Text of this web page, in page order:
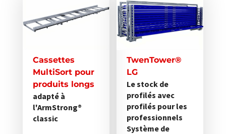
Cassettes
MultiSort pour
produits longs
adapté à
l'ArmStrong®
classic
plusieurs
Les
options
peuvent
être
choisies
TwenTower®
LG
Le stock de
profilés avec
profilés pour les
professionnels
Système de
produit
a
plusieurs
variations.
Les
options
peuvent
être
choisies